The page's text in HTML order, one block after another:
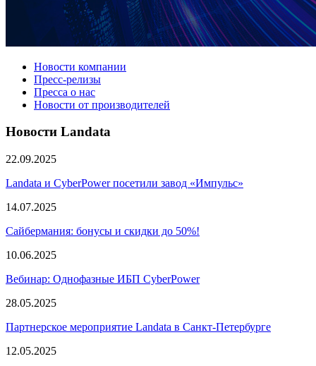
Новости компании
Пресс-релизы
Пресса о нас
Новости от производителей
Новости Landata
22.09.2025
Landata и CyberPower посетили завод «Импульс»
14.07.2025
Сайбермания: бонусы и скидки до 50%!
10.06.2025
Вебинар: Однофазные ИБП CyberPower
28.05.2025
Партнерское мероприятие Landata в Санкт-Петербурге
12.05.2025